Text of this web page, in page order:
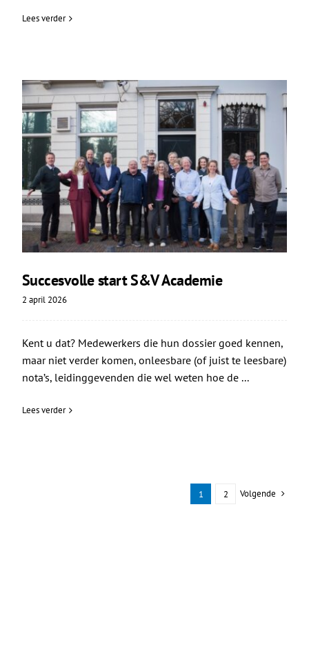
Lees verder
Succesvolle start S&V Academie
2 april 2026
Kent u dat? Medewerkers die hun dossier goed kennen,
maar niet verder komen, onleesbare (of juist te leesbare)
nota’s, leidinggevenden die wel weten hoe de ...
Lees verder
1 2 Volgende